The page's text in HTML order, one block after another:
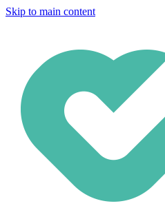
Skip to main content